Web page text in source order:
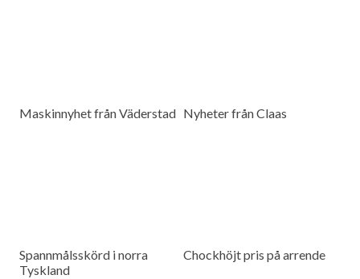
Maskinnyhet från Väderstad Nyheter från Claas
Spannmålsskörd i norra
Tyskland
Chockhöjt pris på arrende